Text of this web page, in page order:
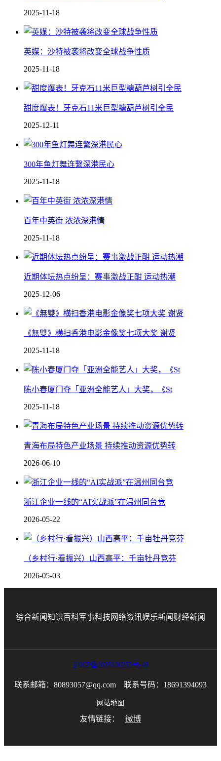
2025-11-18
英媒：沙特被袭将改变全球战争性质
2025-11-18
甜度爆表！牙克石11米巨型糖葫芦树引全民
2025-12-11
300年鱼灯舞连繫深港民心
2025-11-18
百年中英街 浓浓深港情
2025-11-18
近期体坛热点纷呈：赛事激战正酣 运动热潮
2025-12-06
《無雙》横扫香港电影金像奖七项大奖 谢贤
2025-11-18
陈小春厦门夺「亚洲全能艺人」大奖，《St
2025-11-18
青海布局特色产业场景 持续推动资源优势转
2026-06-10
浙江企业一线的“AI实战派”在温州同台竞
2026-05-22
（乡村行·看振兴）山西高平：千亩牡丹竞芬
2026-05-03
综合新闻知识百科军事科技 网络资讯娱乐新闻 财经新闻
沪ICP备2025136253号-49
联系邮箱：80893057@qq.com 联系号码：18691394093
网站地图
友情链接： 微博